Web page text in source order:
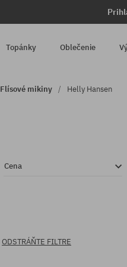
Topánky Oblečenie
Flísové mikiny Helly Hansen
Cena
ODSTRÁŇTE FILTRE